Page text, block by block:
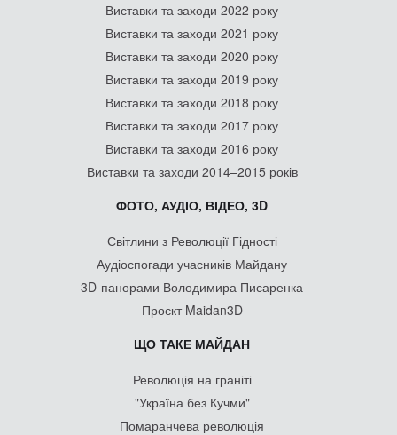
Виставки та заходи 2022 року
Виставки та заходи 2021 року
Виставки та заходи 2020 року
Виставки та заходи 2019 року
Виставки та заходи 2018 року
Виставки та заходи 2017 року
Виставки та заходи 2016 року
Виставки та заходи 2014–2015 років
ФОТО, АУДІО, ВІДЕО, 3D
Світлини з Революції Гідності
Аудіоспогади учасників Майдану
3D-панорами Володимира Писаренка
Проєкт Maidan3D
ЩО ТАКЕ МАЙДАН
Революція на граніті
"Україна без Кучми"
Помаранчева революція